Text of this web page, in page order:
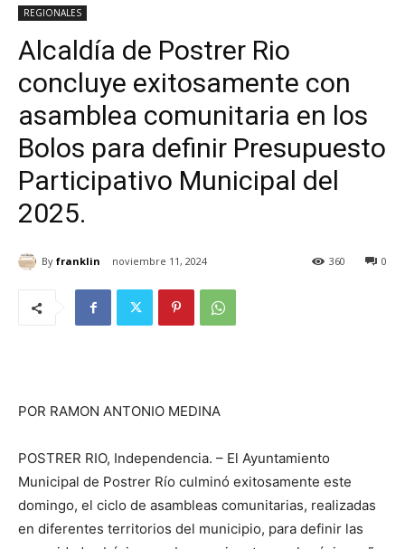
REGIONALES
Alcaldía de Postrer Rio
concluye exitosamente con
asamblea comunitaria en los
Bolos para definir Presupuesto
Participativo Municipal del
2025.
By franklin noviembre 11, 2024 0
360
POR RAMON ANTONIO MEDINA
POSTRER RIO, Independencia. – El Ayuntamiento
Municipal de Postrer Río culminó exitosamente este
domingo, el ciclo de asambleas comunitarias, realizadas
en diferentes territorios del municipio, para definir las